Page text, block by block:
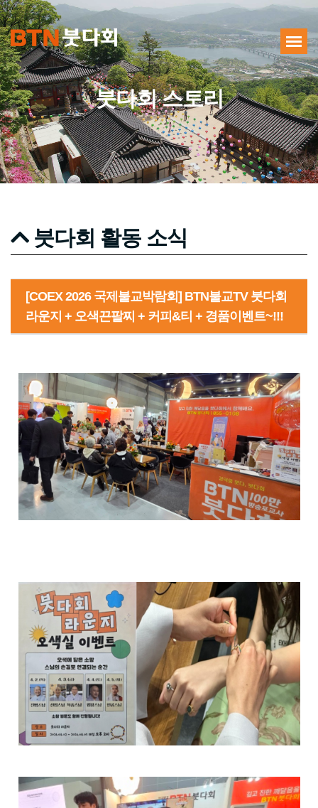
붓다회 스토리
붓다회 활동 소식
[COEX 2026 국제불교박람회] BTN불교TV 붓다회
라운지 + 오색끈팔찌 + 커피&티 + 경품이벤트~!!!